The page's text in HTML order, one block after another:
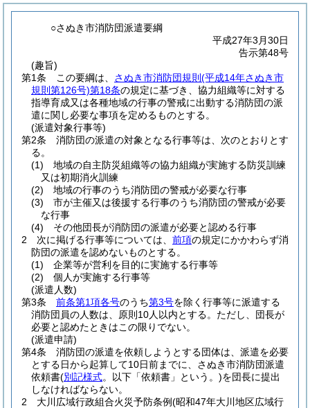
○さぬき市消防団派遣要綱
平成27年3月30日
告示第48号
(趣旨)
第1条
この要綱は、 さぬき市消防団規則 (平成14年さぬき市
規則第126号)第18条の規定に基づき、協力組織等に対する
指導育成又は各種地域の行事の警戒に出動する消防団の派
遣に関し必要な事項を定めるものとする。
(派遣対象行事等)
第2条
消防団の派遣の対象となる行事等は、次のとおりとす
る。
(1)
地域の自主防災組織等の協力組織が実施する防災訓練
又は初期消火訓練
(2)
地域の行事のうち消防団の警戒が必要な行事
(3)
市が主催又は後援する行事のうち消防団の警戒が必要
な行事
(4)
その他団長が消防団の派遣が必要と認める行事
2
次に掲げる行事等については、 前項の規定にかかわらず消
防団の派遣を認めないものとする。
(1)
企業等が営利を目的に実施する行事等
(2)
個人が実施する行事等
(派遣人数)
第3条
前条第1項各号のうち第3号を除く行事等に派遣する
消防団員の人数は、原則10人以内とする。 ただし、団長が
必要と認めたときはこの限りでない。
(派遣申請)
第4条
消防団の派遣を依頼しようとする団体は、派遣を必要
とする日から起算して10日前までに、さぬき市消防団派遣
依頼書(別記様式。以下「依頼書」という。)を団長に提出
しなければならない。
2
大川広域行政組合火災予防条例(昭和47年大川地区広域行